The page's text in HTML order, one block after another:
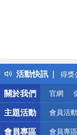
活動快訊
詐騙
得獎
熱門
銀行
偏遠
詐騙
關於我們
官網
主題活動 會員活動
會員專區 會員專區